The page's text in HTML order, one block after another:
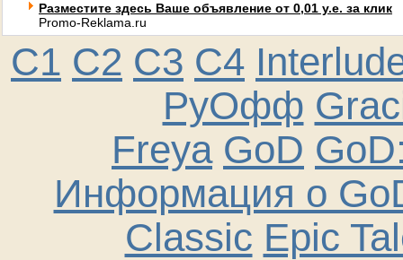
Разместите здесь Ваше объявление от 0,01 у.е. за клик
Promo-Reklama.ru
C1 C2 C3 C4
РуОфф
Freya GoD
Информация о
Classic Epic